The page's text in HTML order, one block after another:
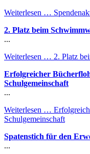
Weiterlesen …
2. Platz beim
...
Weiterlesen … 2. Platz
Erfolgreicher
Schulgemeinschaft
...
Weiterlesen …
Schulgemeinschaft
Spatenstich für den
...